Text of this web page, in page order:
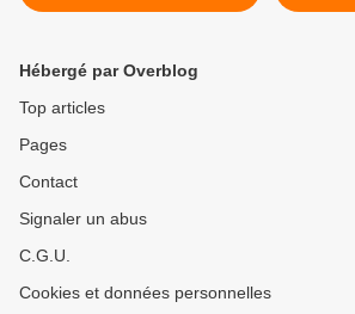
Hébergé par Overblog
Top articles
Pages
Contact
Signaler un abus
C.G.U.
Cookies et données personnelles